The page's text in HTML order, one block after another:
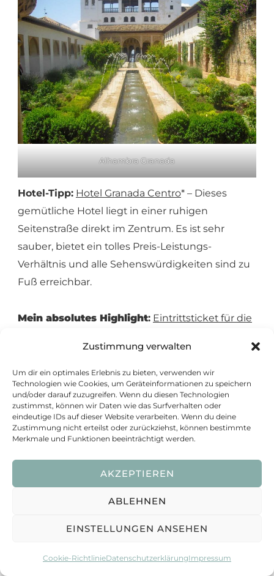
Zustimmung verwalten
Um dir ein optimales Erlebnis zu bieten, verwenden wir
Technologien wie Cookies, um Geräteinformationen zu speichern
und/oder darauf zuzugreifen. Wenn du diesen Technologien
zustimmst, können wir Daten wie das Surfverhalten oder
eindeutige IDs auf dieser Website verarbeiten. Wenn du deine
Zustimmung nicht erteilst oder zurückziehst, können bestimmte
Merkmale und Funktionen beeinträchtigt werden.
AKZEPTIEREN
ABLEHNEN
EINSTELLUNGEN ANSEHEN
Cookie-RichtlinieDatenschutzerklärungImpressum
Alhambra Granada
Hotel-Tipp: Hotel Granada Centro* – Dieses
gemütliche Hotel liegt in einer ruhigen
Seitenstraße direkt im Zentrum. Es ist sehr
sauber, bietet ein tolles Preis-Leistungs-
Verhältnis und alle Sehenswürdigkeiten sind zu
Fuß erreichbar.
Mein absolutes Highlight: Eintrittsticket für die
oft Wochen im Voraus ausgebucht und das
meistgefragte Erlebnis in der Stadt.
Tipp:Die Alhambra bietet auch aus der Ferne
einen beeindruckenden Anblick. Eine
hervorragende Aussicht genießt du am Mirador
de San Nicolás in Albaicín.